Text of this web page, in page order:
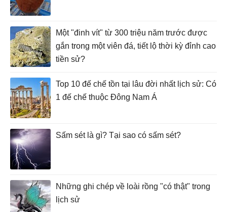
Một "đinh vít" từ 300 triệu năm trước được
gắn trong một viên đá, tiết lộ thời kỳ đỉnh cao
tiền sử?
Top 10 đế chế tồn tại lâu đời nhất lịch sử: Có
1 đế chế thuộc Đông Nam Á
Sấm sét là gì? Tại sao có sấm sét?
Những ghi chép về loài rồng "có thật" trong
lịch sử